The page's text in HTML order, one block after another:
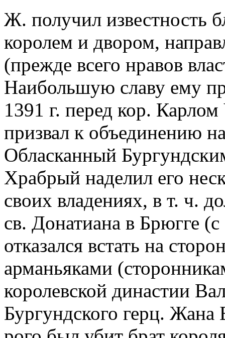
Ж. получил известность
королем и двором,
(прежде всего нравов
Наибольшую славу ему
1391 г. перед кор.
призвал к объединению
Обласканный
Храбрый наделил его
своих владениях, в т. ч.
св. Донатиана в Брюгге
отказался встать на
арманьяками
королевской династии
Бургундского герц. Жана